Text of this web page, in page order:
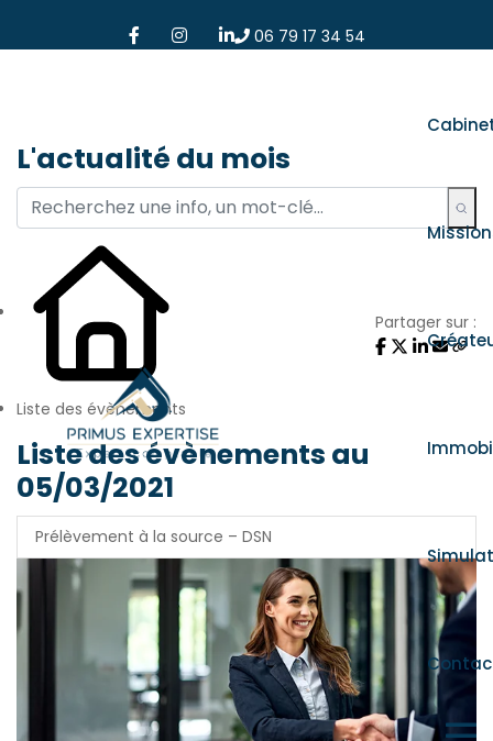
06 79 17 34 54
L'actualité du mois
Liste des évènements
Partager sur :
Liste des évènements au
05/03/2021
Prélèvement à la source – DSN